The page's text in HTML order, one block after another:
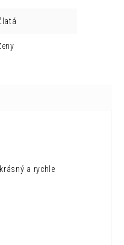
a rychle